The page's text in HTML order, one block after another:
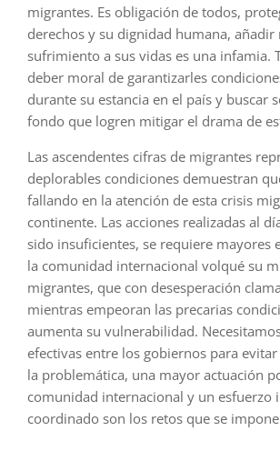
migrantes. Es obligación de todos,
derechos y su dignidad humana, añadir
sufrimiento a sus vidas es una infamia.
deber moral de garantizarles
durante su estancia en el país y buscar
fondo que logren mitigar el drama de
Las ascendentes cifras de migrantes
deplorables condiciones demuestran
fallando en la atención de esta crisis
continente. Las acciones realizadas al
sido insuficientes, se requiere mayores
la comunidad internacional volqué su
migrantes, que con desesperación
mientras empeoran las precarias
aumenta su vulnerabilidad.
efectivas entre los gobiernos para
la problemática, una mayor actuación
comunidad internacional y un esfuerzo
coordinado son los retos que se